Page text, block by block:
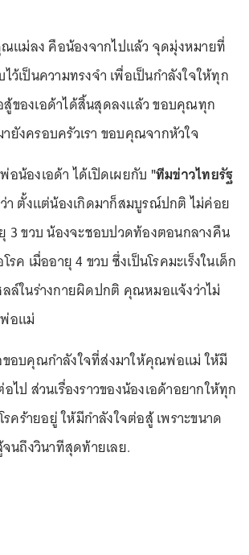
ม่ลง คือน้องจากไปแล้ว จุดมุ่งหมายที่
ว้เป็นความทรงจำ เพื่อเป็นกำลังใจให้ทุก
ของเอด้าได้สิ้นสุดลงแล้ว ขอบคุณทุก
ยังครอบครัวเรา ขอบคุณจากหัวใจ
น้องเอด้า ได้เปิดเผยกับ "ทีมข่าวไทยรัฐ
า ตั้งแต่น้องเกิดมาก็สมบูรณ์ปกติ ไม่ค่อย
3 ขวบ น้องจะชอบปวดท้องตอนกลางคืน
ค เมื่ออายุ 4 ขวบ ซึ่งเป็นโรคมะเร็งในเด็ก
ลล์ในร่างกายผิดปกติ คุณหมอแจ้งว่าไม่
อแม่
ขอบคุณกำลังใจที่ส่งมาให้คุณพ่อแม่ ให้มี
ไป ส่วนเรื่องราวของน้องเอด้าอยากให้ทุก
คร้ายอยู่ ให้มีกำลังใจต่อสู้ เพราะขนาด
นถึงวินาทีสุดท้ายเลย.